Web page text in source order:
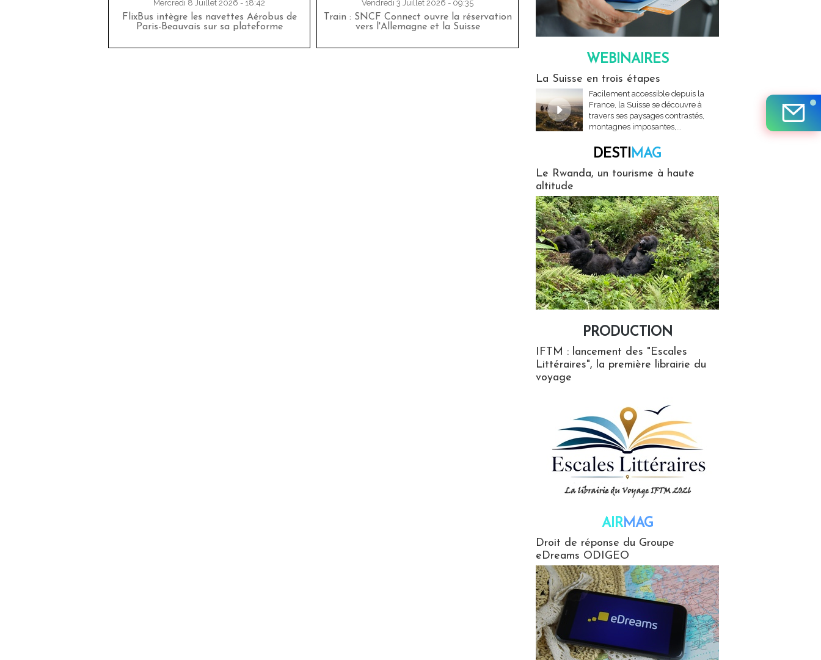
Mercredi 8 Juillet 2026 - 18:42
FlixBus intègre les navettes Aérobus de
Paris-Beauvais sur sa plateforme
Vendredi 3 Juillet 2026 - 09:35
Train : SNCF Connect ouvre la réservation
vers l'Allemagne et la Suisse
WEBINAIRES
La Suisse en trois étapes
Facilement accessible depuis la
France, la Suisse se découvre à
travers ses paysages contrastés,
montagnes imposantes,...
DESTIMAG
Le Rwanda, un tourisme à haute
altitude
PRODUCTION
IFTM : lancement des "Escales
Littéraires", la première librairie du
voyage
AIRMAG
Droit de réponse du Groupe
eDreams ODIGEO